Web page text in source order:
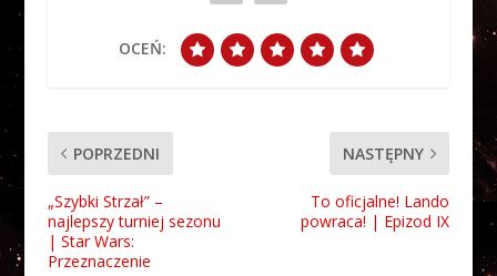
OCEŃ:
POPRZEDNI
„Szybki Strzał” –
najlepszy turniej sezonu
| Star Wars:
Przeznaczenie
NASTĘPNY
To oficjalne! Lando
powraca! | Epizod IX